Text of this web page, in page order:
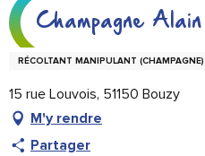
Champagne
RÉCOLTANT MANIPULANT (CHAMPAGNE)
15 rue Louvois, 51150 Bouzy
M'y rendre
Partager